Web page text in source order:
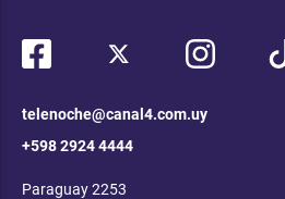
telenoche@canal4.com.uy
+598 2924 4444
Paraguay 2253